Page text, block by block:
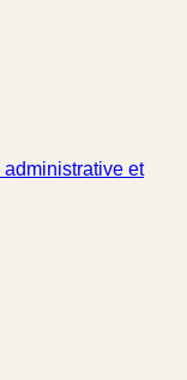
administrative et